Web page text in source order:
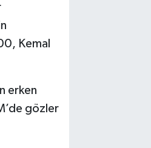
Kemal
erken
gözler